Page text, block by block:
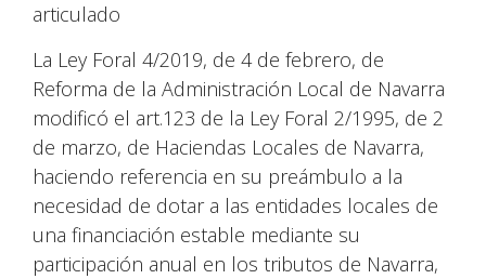
articulado
La Ley Foral 4/2019, de 4 de febrero, de
Reforma de la Administración Local de Navarra
modificó el art.123 de la Ley Foral 2/1995, de 2
de marzo, de Haciendas Locales de Navarra,
haciendo referencia en su preámbulo a la
necesidad de dotar a las entidades locales de
una financiación estable mediante su
participación anual en los tributos de Navarra,